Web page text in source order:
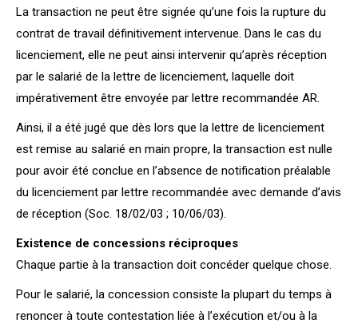
La transaction ne peut être signée qu’une fois la rupture du
contrat de travail définitivement intervenue. Dans le cas du
licenciement, elle ne peut ainsi intervenir qu’après réception
par le salarié de la lettre de licenciement, laquelle doit
impérativement être envoyée par lettre recommandée AR.
Ainsi, il a été jugé que dès lors que la lettre de licenciement
est remise au salarié en main propre, la transaction est nulle
pour avoir été conclue en l’absence de notification préalable
du licenciement par lettre recommandée avec demande d’avis
de réception (Soc. 18/02/03 ; 10/06/03).
Existence de concessions réciproques
Chaque partie à la transaction doit concéder quelque chose.
Pour le salarié, la concession consiste la plupart du temps à
renoncer à toute contestation liée à l’exécution et/ou à la